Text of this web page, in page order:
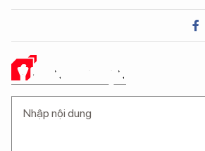
Ý KIẾN CỦA BẠN